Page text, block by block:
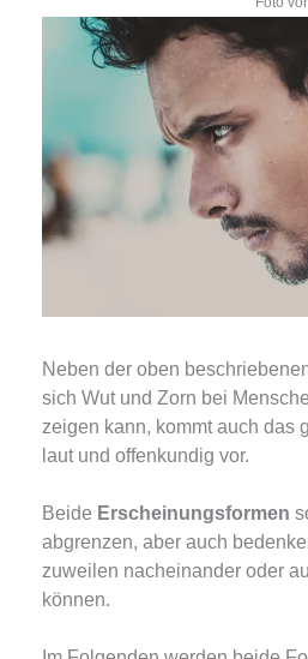
Neben der oben
sich Wut und Zorn bei
zeigen kann, kommt auch das
laut und offenkundig vor.
Beide Erscheinungsformen
abgrenzen, aber auch
zuweilen nacheinander oder
können.